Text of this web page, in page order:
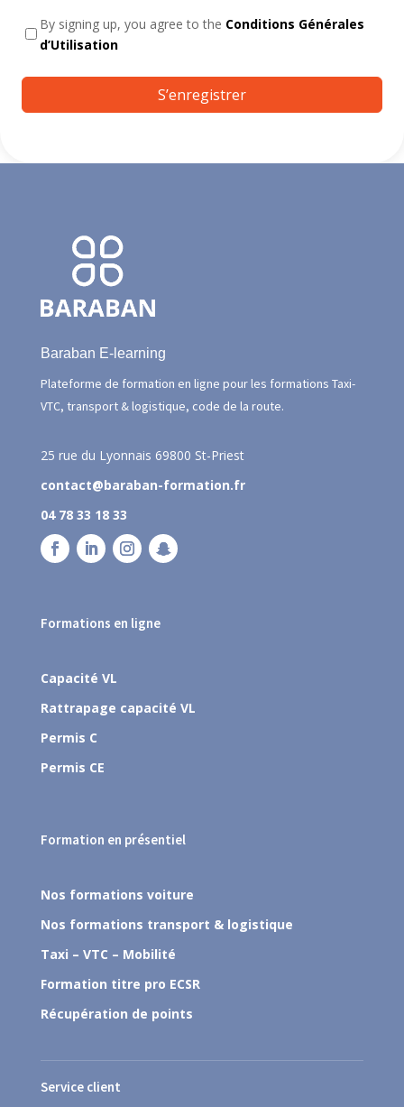
By signing up, you agree to the Conditions Générales
d’Utilisation
S’enregistrer
Baraban E-learning
Plateforme de formation en ligne pour les formations Taxi-
VTC, transport & logistique, code de la route.
25 rue du Lyonnais 69800 St-Priest
contact@baraban-formation.fr
04 78 33 18 33
Formations en ligne
Capacité VL
Rattrapage capacité VL
Permis C
Permis CE
Formation en présentiel
Nos formations voiture
Nos formations transport & logistique
Taxi – VTC – Mobilité
Formation titre pro ECSR
Récupération de points
Service client